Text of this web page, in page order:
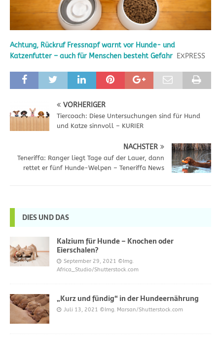
Achtung, Rückruf Fressnapf warnt vor Hunde- und
Katzenfutter – auch für Menschen besteht Gefahr EXPRESS
VORHERIGER
Tiercoach: Diese Untersuchungen sind für Hund
und Katze sinnvoll – KURIER
NÄCHSTER
Teneriffa: Ranger liegt Tage auf der Lauer, dann
rettet er fünf Hunde-Welpen – Teneriffa News
DIES UND DAS
Kalzium für Hunde – Knochen oder
Eierschalen?
September 29, 2021 ©Img.
Africa_Studio/Shutterstock.com
„Kurz und fündig“ in der Hundeernährung
Juli 13, 2021 ©Img. Marsan/Shutterstock.com